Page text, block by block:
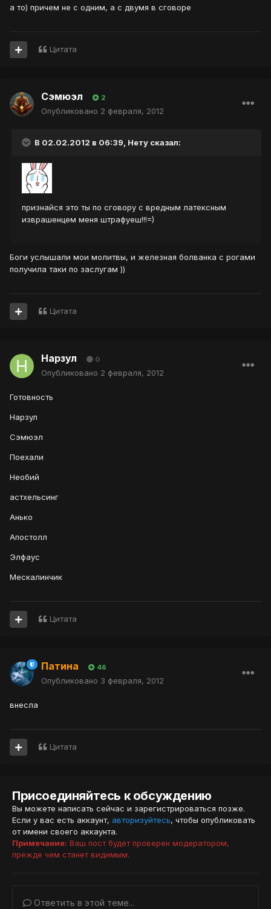
а то) причем не с одним, а с двумя в сговоре
Цитата
Сэмюэл 2
Опубликовано 2 февраля, 2012
В 02.02.2012 в 06:39, Нету сказал:
признайся это ты по сговору с вредным латексным
изврашенцем меня штрафуеш!!!=)
Боги услышали мои молитвы, и железная болванка с рогами
получила таки по заслугам ))
Цитата
Нарзул 0
Опубликовано 2 февраля, 2012
Готовность
Нарзул
Сэмюэл
Поехали
Необий
астхельсинг
Анько
Апостолл
Элфаус
Мескалинчик
Цитата
Патина 46
Опубликовано 3 февраля, 2012
внесла
Цитата
Присоединяйтесь к обсуждению
Вы можете написать сейчас и зарегистрироваться позже.
Если у вас есть аккаунт, авторизуйтесь, чтобы опубликовать
от имени своего аккаунта.
Примечание: Ваш пост будет проверен модератором,
прежде чем станет видимым.
Ответить в этой теме...